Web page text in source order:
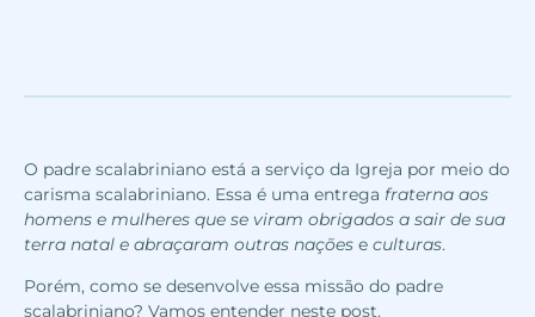
O padre scalabriniano está a serviço da Igreja por meio do
carisma scalabriniano. Essa é uma entrega fraterna aos
homens e mulheres que se viram obrigados a sair de sua
terra natal e abraçaram outras nações e culturas.
Porém, como se desenvolve essa missão do padre
scalabriniano? Vamos entender neste post.